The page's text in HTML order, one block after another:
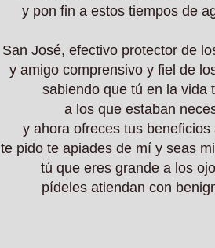
y pon fin a estos tiempos de
San José, efectivo protector de
y amigo comprensivo y fiel de
sabiendo que tú en la vida
a los que estaban
y ahora ofreces tus
te pido te apiades de mí y seas
tú que eres grande a los
pídeles atiendan con